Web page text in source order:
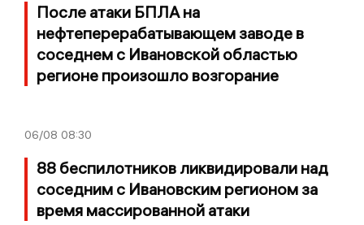
После атаки БПЛА на
нефтеперерабатывающем заводе в
соседнем с Ивановской областью
регионе произошло возгорание
06/08 08:30
88 беспилотников ликвидировали над
соседним с Ивановским регионом за
время массированной атаки